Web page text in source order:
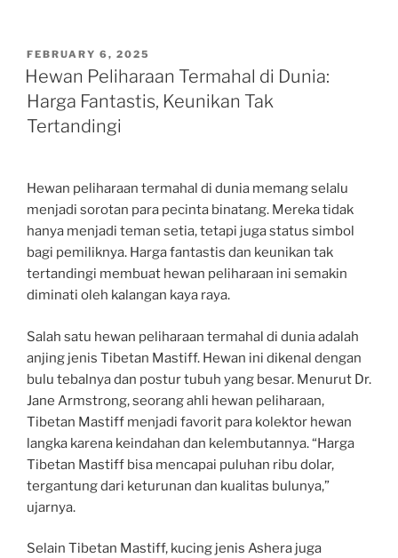
POSTED
ON
FEBRUARY 6, 2025
Hewan Peliharaan Termahal di Dunia:
Harga Fantastis, Keunikan Tak
Tertandingi
Hewan peliharaan termahal di dunia memang selalu
menjadi sorotan para pecinta binatang. Mereka tidak
hanya menjadi teman setia, tetapi juga status simbol
bagi pemiliknya. Harga fantastis dan keunikan tak
tertandingi membuat hewan peliharaan ini semakin
diminati oleh kalangan kaya raya.
Salah satu hewan peliharaan termahal di dunia adalah
anjing jenis Tibetan Mastiff. Hewan ini dikenal dengan
bulu tebalnya dan postur tubuh yang besar. Menurut Dr.
Jane Armstrong, seorang ahli hewan peliharaan,
Tibetan Mastiff menjadi favorit para kolektor hewan
langka karena keindahan dan kelembutannya. “Harga
Tibetan Mastiff bisa mencapai puluhan ribu dolar,
tergantung dari keturunan dan kualitas bulunya,”
ujarnya.
Selain Tibetan Mastiff, kucing jenis Ashera juga